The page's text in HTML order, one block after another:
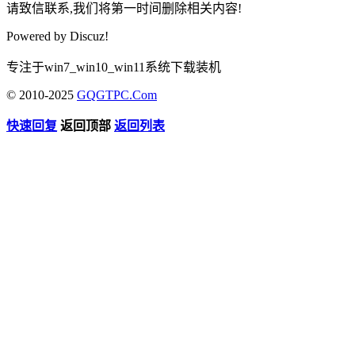
请致信联系,我们将第一时间删除相关内容!
Powered by Discuz!
专注于win7_win10_win11系统下载装机
© 2010-2025 GQGTPC.Com
快速回复 返回顶部 返回列表